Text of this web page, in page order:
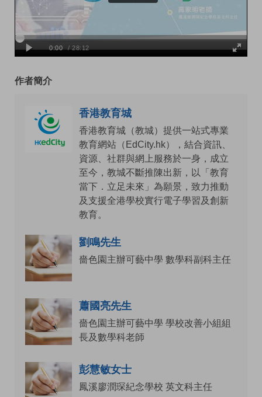
作者簡介
香港教育城
香港教育城（教城）提供一站式專業
教育網站（EdCity.hk），結合資訊、
資源、社群與網上服務於一身，成立
至今，教城不斷推陳出新，以「教育
當下．立足未來」為願景，致力推動
及支援全港學校實行電子學習及創新
教育。
劉鳴先生
嗇色園主辦可藝中學 數學科副科主任
蕭國亮先生
嗇色園主辦可藝中學 學校改善小組組
長及數學科老師
彭慧敏女士
鳳溪廖潤琛紀念學校 英文科主任